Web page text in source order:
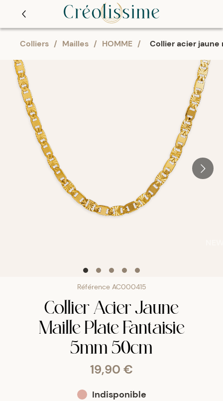
Colliers / Mailles / HOMME / Collier acier jaune
Référence AC000415
Collier Acier Jaune
Maille Plate Fantaisie
5mm 50cm
19,90 €
Indisponible